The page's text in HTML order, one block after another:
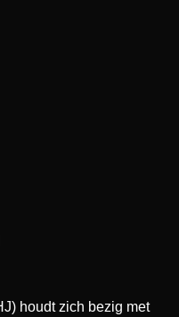
houdt zich bezig met